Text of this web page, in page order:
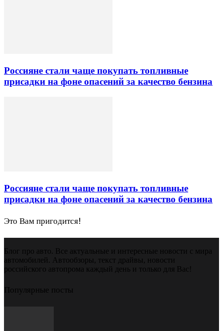
Россияне стали чаще покупать топливные
присадки на фоне опасений за качество бензина
Россияне стали чаще покупать топливные
присадки на фоне опасений за качество бензина
Это Вам пригодится!
Блог про авто. Все актуальные и интересные новости с мира
автомобилей. Автообзоры, текст драйвы, новости
российского автопрома каждый день и только для Вас!
Популярные посты